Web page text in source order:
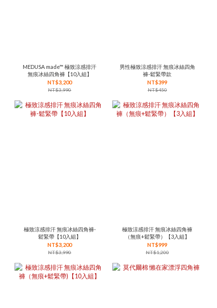
MEDUSA made™ 極致涼感排汗
無痕冰絲四角褲【10入組】
NT$3,200
NT$3,990
男性極致涼感排汗 無痕冰絲四角
褲-鬆緊帶款
NT$399
NT$450
極致涼感排汗 無痕冰絲四角褲-
鬆緊帶【10入組】
NT$3,200
NT$3,990
極致涼感排汗 無痕冰絲四角褲
（無痕+鬆緊帶）【3入組】
NT$999
NT$1,200